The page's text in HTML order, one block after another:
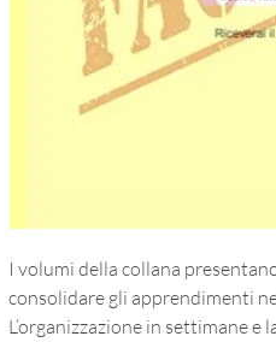
I volumi della collana
consolidare gli apprendimenti
L’organizzazione in settimane